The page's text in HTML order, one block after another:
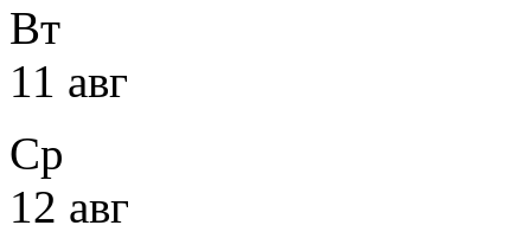
Вт
11 авг
Ср
12 авг